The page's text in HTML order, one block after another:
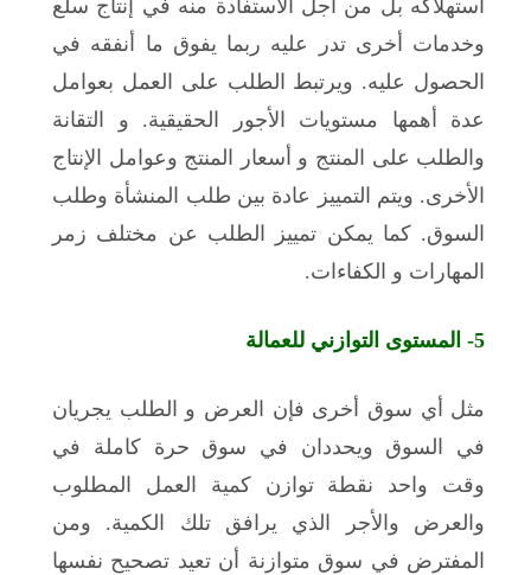
استهلاكه بل من أجل الاستفادة منه في إنتاج سلع
وخدمات أخرى تدر عليه ربما يفوق ما أنفقه في
الحصول عليه. ويرتبط الطلب على العمل بعوامل
عدة أهمها مستويات الأجور الحقيقية. و التقانة
والطلب على المنتج و أسعار المنتج وعوامل الإنتاج
الأخرى. ويتم التمييز عادة بين طلب المنشأة وطلب
السوق. كما يمكن تمييز الطلب عن مختلف زمر
المهارات و الكفاءات.
5- المستوى التوازني للعمالة
مثل أي سوق أخرى فإن العرض و الطلب يجريان
في السوق ويحددان في سوق حرة كاملة في
وقت واحد نقطة توازن كمية العمل المطلوب
والعرض والأجر الذي يرافق تلك الكمية. ومن
المفترض في سوق متوازنة أن تعيد تصحيح نفسها